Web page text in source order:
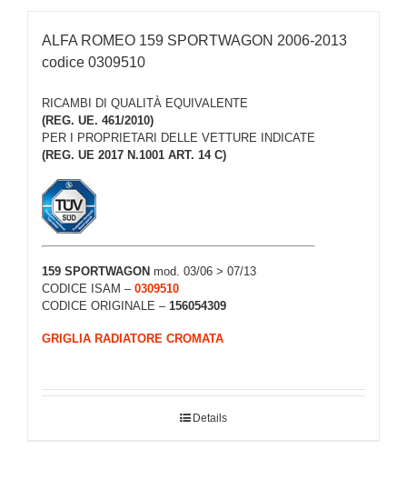
ALFA ROMEO 159 SPORTWAGON 2006-2013
codice 0309510
RICAMBI DI QUALITÀ EQUIVALENTE
(REG. UE. 461/2010)
PER I PROPRIETARI DELLE VETTURE INDICATE
(REG. UE 2017 N.1001 ART. 14 C)
159 SPORTWAGON mod. 03/06 > 07/13
CODICE ISAM – 0309510
CODICE ORIGINALE – 156054309
GRIGLIA RADIATORE CROMATA
Details